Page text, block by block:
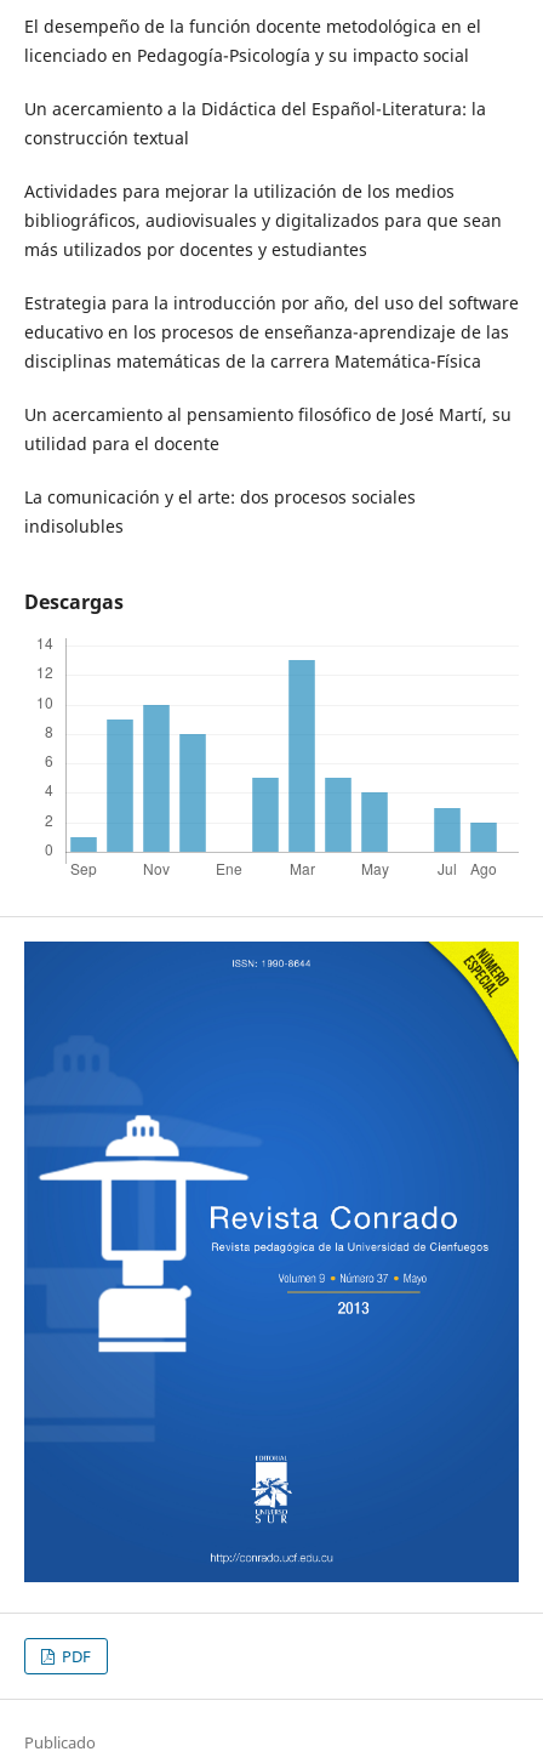
El desempeño de la función docente metodológica en el
licenciado en Pedagogía-Psicología y su impacto social
Un acercamiento a la Didáctica del Español-Literatura: la
construcción textual
Actividades para mejorar la utilización de los medios
bibliográficos, audiovisuales y digitalizados para que sean
más utilizados por docentes y estudiantes
Estrategia para la introducción por año, del uso del software
educativo en los procesos de enseñanza-aprendizaje de las
disciplinas matemáticas de la carrera Matemática-Física
Un acercamiento al pensamiento filosófico de José Martí, su
utilidad para el docente
La comunicación y el arte: dos procesos sociales
indisolubles
Descargas
PDF
Publicado